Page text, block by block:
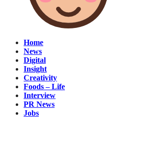
Home
News
Digital
Insight
Creativity
Foods – Life
Interview
PR News
Jobs